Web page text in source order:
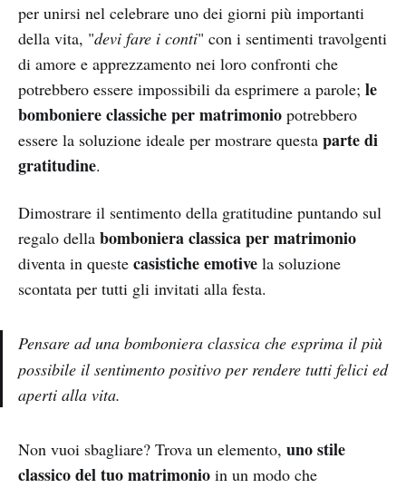
per unirsi nel celebrare uno dei giorni più importanti
della vita, "devi fare i conti" con i sentimenti travolgenti
di amore e apprezzamento nei loro confronti che
potrebbero essere impossibili da esprimere a parole; le
bomboniere classiche per matrimonio potrebbero
essere la soluzione ideale per mostrare questa parte di
gratitudine.
Dimostrare il sentimento della gratitudine puntando sul
regalo della bomboniera classica per matrimonio
diventa in queste casistiche emotive la soluzione
scontata per tutti gli invitati alla festa.
Pensare ad una bomboniera classica che esprima il più
possibile il sentimento positivo per rendere tutti felici ed
aperti alla vita.
Non vuoi sbagliare? Trova un elemento, uno stile
classico del tuo matrimonio in un modo che